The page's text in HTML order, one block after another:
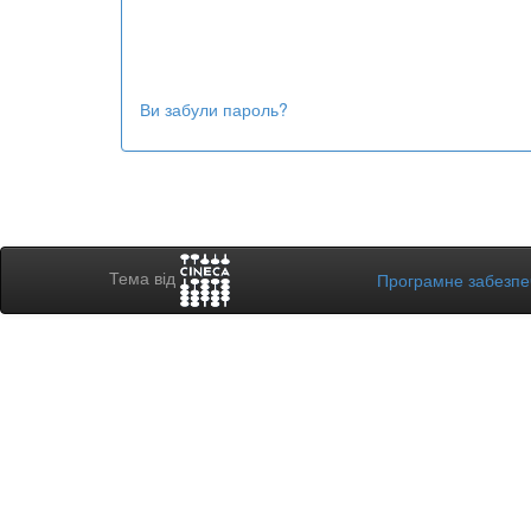
Ви забули пароль?
Тема від Програмне